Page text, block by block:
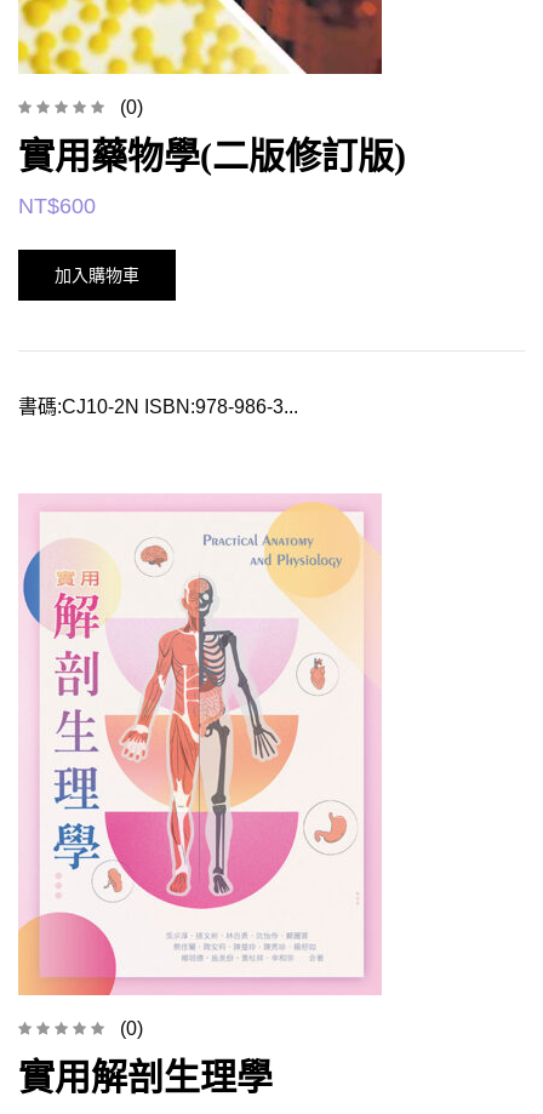
(0)
實用藥物學(二版修訂版)
NT$600
加入購物車
書碼:CJ10-2N ISBN:978-986-3...
(0)
實用解剖生理學